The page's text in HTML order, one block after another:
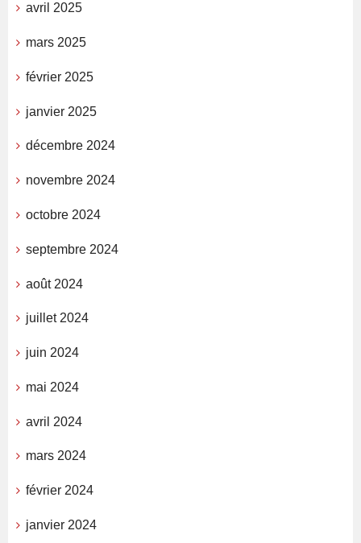
avril 2025
mars 2025
février 2025
janvier 2025
décembre 2024
novembre 2024
octobre 2024
septembre 2024
août 2024
juillet 2024
juin 2024
mai 2024
avril 2024
mars 2024
février 2024
janvier 2024